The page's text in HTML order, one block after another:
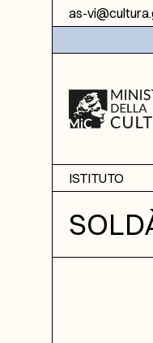
Vai al contenuto
as-
ISTITUTO
Informazioni
Sezione di